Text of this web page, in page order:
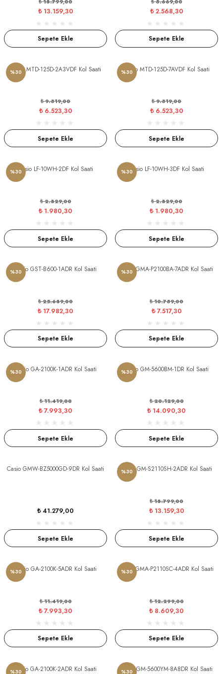
₺ 18.799,00
₺ 13.159,30
Sepete Ekle
₺ 3.669,00
₺ 2.568,30
Sepete Ekle
%30
Casio MTD-125D-2A3VDF Kol Saati
₺ 9.319,00
₺ 6.523,30
Sepete Ekle
%30
Casio MTD-125D-7AVDF Kol Saati
₺ 9.319,00
₺ 6.523,30
Sepete Ekle
%30Casio LF-10WH-2DF Kol Saati
₺ 2.829,00
₺ 1.980,30
Sepete Ekle
%30Casio LF-10WH-3DF Kol Saati
₺ 2.829,00
₺ 1.980,30
Sepete Ekle
%30Casio GST-B600-1ADR Kol Saati
₺ 25.689,00
₺ 17.982,30
Sepete Ekle
%30
Casio GMA-P2100BA-7ADR Kol Saati
₺ 10.739,00
₺ 7.517,30
Sepete Ekle
%30Casio GA-2100K-1ADR Kol Saati
₺ 11.419,00
₺ 7.993,30
Sepete Ekle
%30
Casio GM-5600BM-1DR Kol Saati
₺ 20.129,00
₺ 14.090,30
Sepete Ekle
Casio GMW-BZ5000GD-9DR Kol Saati
₺ 41.279,00
Sepete Ekle
%30
Casio GM-S2110SH-2ADR Kol Saati
₺ 18.799,00
₺ 13.159,30
Sepete Ekle
%30Casio GA-2100K-5ADR Kol Saati
₺ 11.419,00
₺ 7.993,30
Sepete Ekle
%30
Casio GMA-P2110SC-4ADR Kol Saati
₺ 12.299,00
₺ 8.609,30
Sepete Ekle
%30Casio GA-2100K-2ADR Kol Saati %30
Casio GM-5600YM-8A8DR Kol Saati